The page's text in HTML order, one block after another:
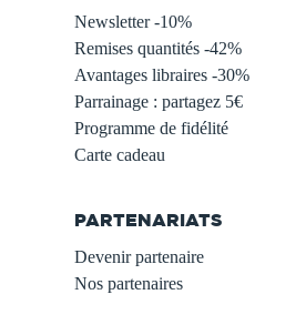
Newsletter -10%
Remises quantités -42%
Avantages libraires -30%
Parrainage : partagez 5€
Programme de fidélité
Carte cadeau
PARTENARIATS
Devenir partenaire
Nos partenaires